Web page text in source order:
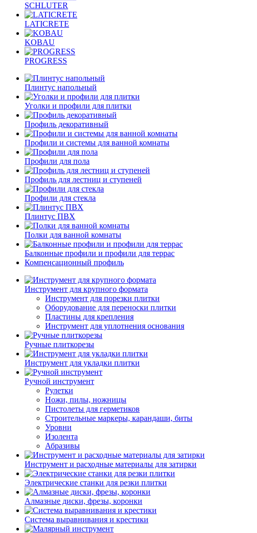
SCHLUTER
LATICRETE
KOBAU
PROGRESS
Плинтус напольный
Уголки и профили для плитки
Профиль декоративный
Профили и системы для ванной комнаты
Профили для пола
Профиль для лестниц и ступеней
Профили для стекла
Плинтус ПВХ
Полки для ванной комнаты
Балконные профили и профили для террас
Компенсационный профиль
Инструмент для крупного формата
Инструмент для порезки плитки
Оборудование для переноски плитки
Пластины для крепления
Инструмент для уплотнения основания
Ручные плиткорезы
Инструмент для укладки плитки
Ручной инструмент
Рулетки
Ножи, пилы, ножницы
Пистолеты для герметиков
Строительные маркеры, карандаши, биты
Уровни
Изолента
Абразивы
Инструмент и расходные материалы для затирки
Электрические станки для резки плитки
Алмазные диски, фрезы, коронки
Система выравнивания и крестики